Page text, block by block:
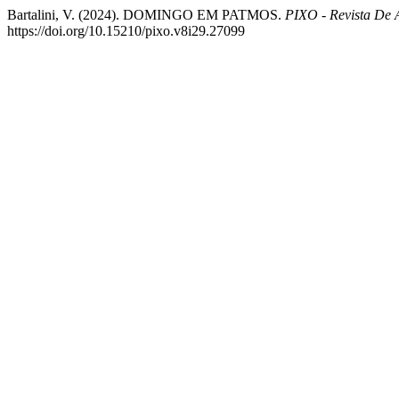
Bartalini, V. (2024). DOMINGO EM PATMOS. PIXO - Revista De
https://doi.org/10.15210/pixo.v8i29.27099